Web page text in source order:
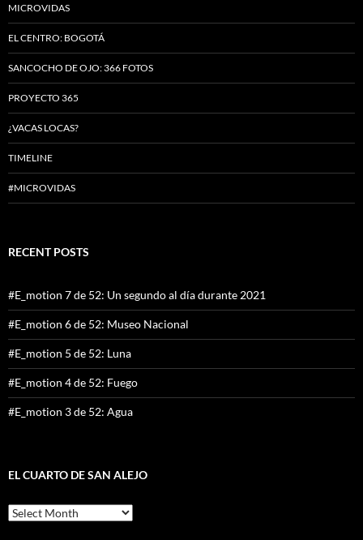
MICROVIDAS
EL CENTRO: BOGOTÁ
SANCOCHO DE OJO: 366 FOTOS
PROYECTO 365
¿VACAS LOCAS?
TIMELINE
#MICROVIDAS
RECENT POSTS
#E_motion 7 de 52: Un segundo al día durante 2021
#E_motion 6 de 52: Museo Nacional
#E_motion 5 de 52: Luna
#E_motion 4 de 52: Fuego
#E_motion 3 de 52: Agua
EL CUARTO DE SAN ALEJO
El
cuarto